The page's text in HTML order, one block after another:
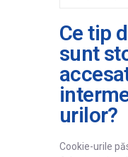
Ce tip
sunt
urilor?
Cookie-urile